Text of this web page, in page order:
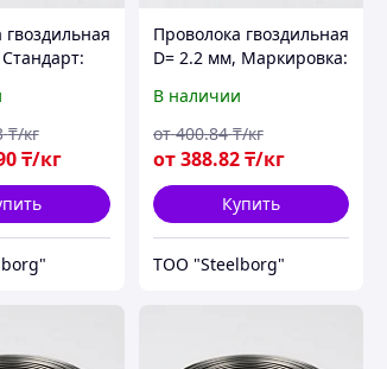
₸/кг
₸/кг
Проволока гвоздильная
D= 2.2 мм, Маркировка:
3282-74
В наличии
от388.82₸/кг
от 400.84 ₸/кг
Купить
ТОО "Steelborg"